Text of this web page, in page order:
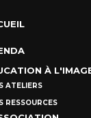
À
ATELIERS
RESSOURCES